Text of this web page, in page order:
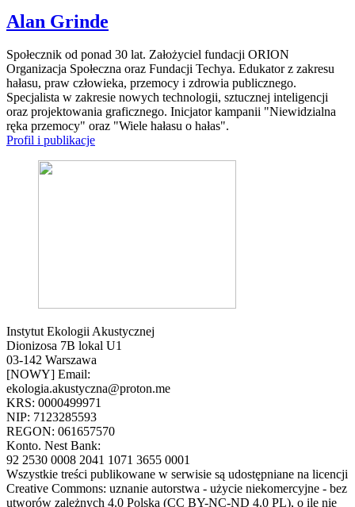
Alan Grinde
Społecznik od ponad 30 lat. Założyciel fundacji ORION
Organizacja Społeczna oraz Fundacji Techya. Edukator z zakresu
hałasu, praw człowieka, przemocy i zdrowia publicznego.
Specjalista w zakresie nowych technologii, sztucznej inteligencji
oraz projektowania graficznego. Inicjator kampanii "Niewidzialna
ręka przemocy" oraz "Wiele hałasu o hałas".
Profil i publikacje
Instytut Ekologii Akustycznej
Dionizosa 7B lokal U1
03-142 Warszawa
[NOWY] Email:
ekologia.akustyczna@proton.me
KRS: 0000499971
NIP: 7123285593
REGON: 061657570
Konto. Nest Bank:
92 2530 0008 2041 1071 3655 0001
Wszystkie treści publikowane w serwisie są udostępniane na licencji
Creative Commons: uznanie autorstwa - użycie niekomercyjne - bez
utworów zależnych 4.0 Polska (CC BY-NC-ND 4.0 PL), o ile nie